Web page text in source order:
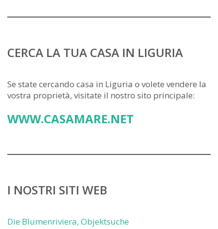
CERCA LA TUA CASA IN LIGURIA
Se state cercando casa in Liguria o volete vendere la
vostra proprietà, visitate il nostro sito principale:
WWW.CASAMARE.NET
I NOSTRI SITI WEB
Die Blumenriviera, Objektsuche